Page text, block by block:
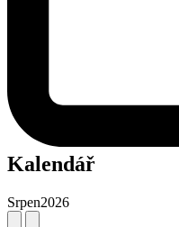
Kalendář
Srpen2026